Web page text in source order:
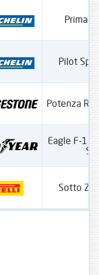
Pilot
Potenza RE
Eagle F-1
Sotto